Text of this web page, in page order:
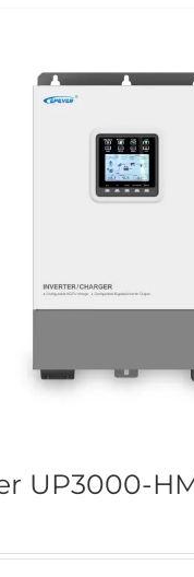
UP3000-